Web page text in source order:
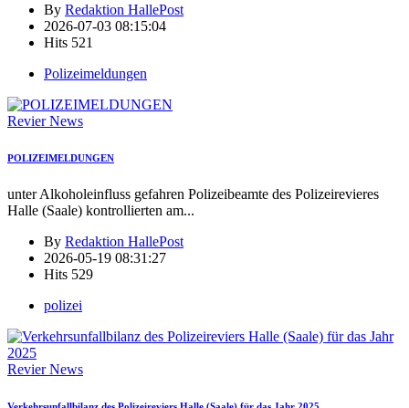
By Redaktion HallePost
2026-07-03 08:15:04
Hits 521
Polizeimeldungen
Revier News
POLIZEIMELDUNGEN
unter Alkoholeinfluss gefahren Polizeibeamte des Polizeirevieres
Halle (Saale) kontrollierten am...
By Redaktion HallePost
2026-05-19 08:31:27
Hits 529
polizei
Revier News
Verkehrsunfallbilanz des Polizeireviers Halle (Saale) für das Jahr 2025